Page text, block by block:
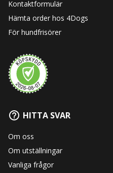
Kontaktformulär
Hämta order hos 4Dogs
För hundfrisörer
HITTA SVAR
Om oss
Om utställningar
Vanliga frågor